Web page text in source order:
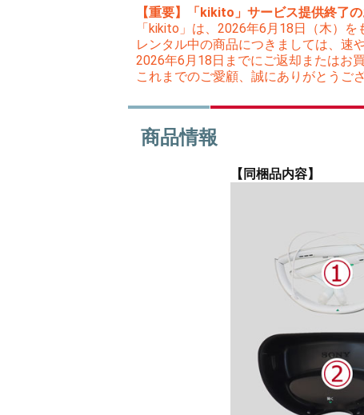
【重要】「kikito」サービス提供終了
「kikito」は、2026年6月18日（木）
レンタル中の商品につきましては、速
2026年6月18日までにご返却またはお
これまでのご愛顧、誠にありがとうご
商品情報
【同梱品内容】